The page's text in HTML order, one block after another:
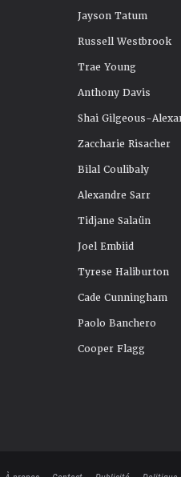
Jayson Tatum
Russell Westbrook
Trae Young
Anthony Davis
Shai Gilgeous-
Zaccharie Risacher
Bilal Coulibaly
Alexandre Sarr
Tidjane Salaün
Joel Embiid
Tyrese Haliburton
Cade Cunningham
Paolo Banchero
Cooper Flagg